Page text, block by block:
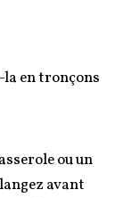
en tronçons
ou un
avant